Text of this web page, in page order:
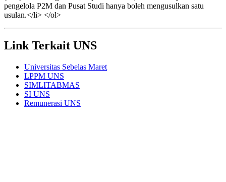
pengelola P2M dan Pusat Studi hanya boleh mengusulkan satu
usulan.</li> </ol>
Link Terkait UNS
Universitas Sebelas Maret
LPPM UNS
SIMLITABMAS
SI UNS
Remunerasi UNS